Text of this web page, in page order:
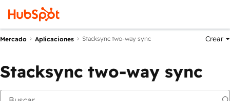
Mercado Aplicaciones Stacksync two-way sync Crear
Stacksync two-way sync